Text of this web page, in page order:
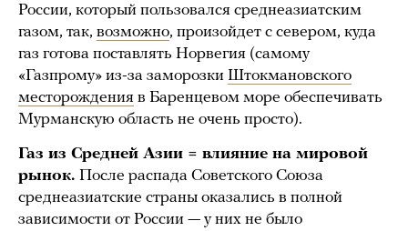
России, который пользовался среднеазиатским
газом, так, возможно, произойдет с севером, куда
газ готова поставлять Норвегия (самому
«Газпрому» из-за заморозки Штокмановского
месторождения в Баренцевом море обеспечивать
Мурманскую область не очень просто).
Газ из Средней Азии = влияние на мировой
рынок. После распада Советского Союза
среднеазиатские страны оказались в полной
зависимости от России — у них не было